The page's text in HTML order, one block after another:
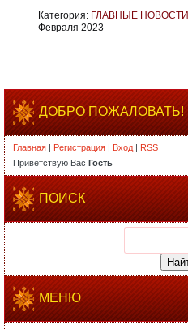
Категория: ГЛАВНЫЕ НОВОСТИ
Февраля 2023
ДОБРО ПОЖАЛОВАТЬ!
Главная | Регистрация | Вход | RSS
Приветствую Вас Гость
ПОИСК
МЕНЮ